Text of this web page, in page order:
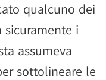
qualcuno dei
sicuramente i
assumeva
sottolineare le